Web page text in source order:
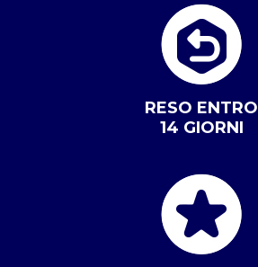
RESO ENTRO
14 GIORNI